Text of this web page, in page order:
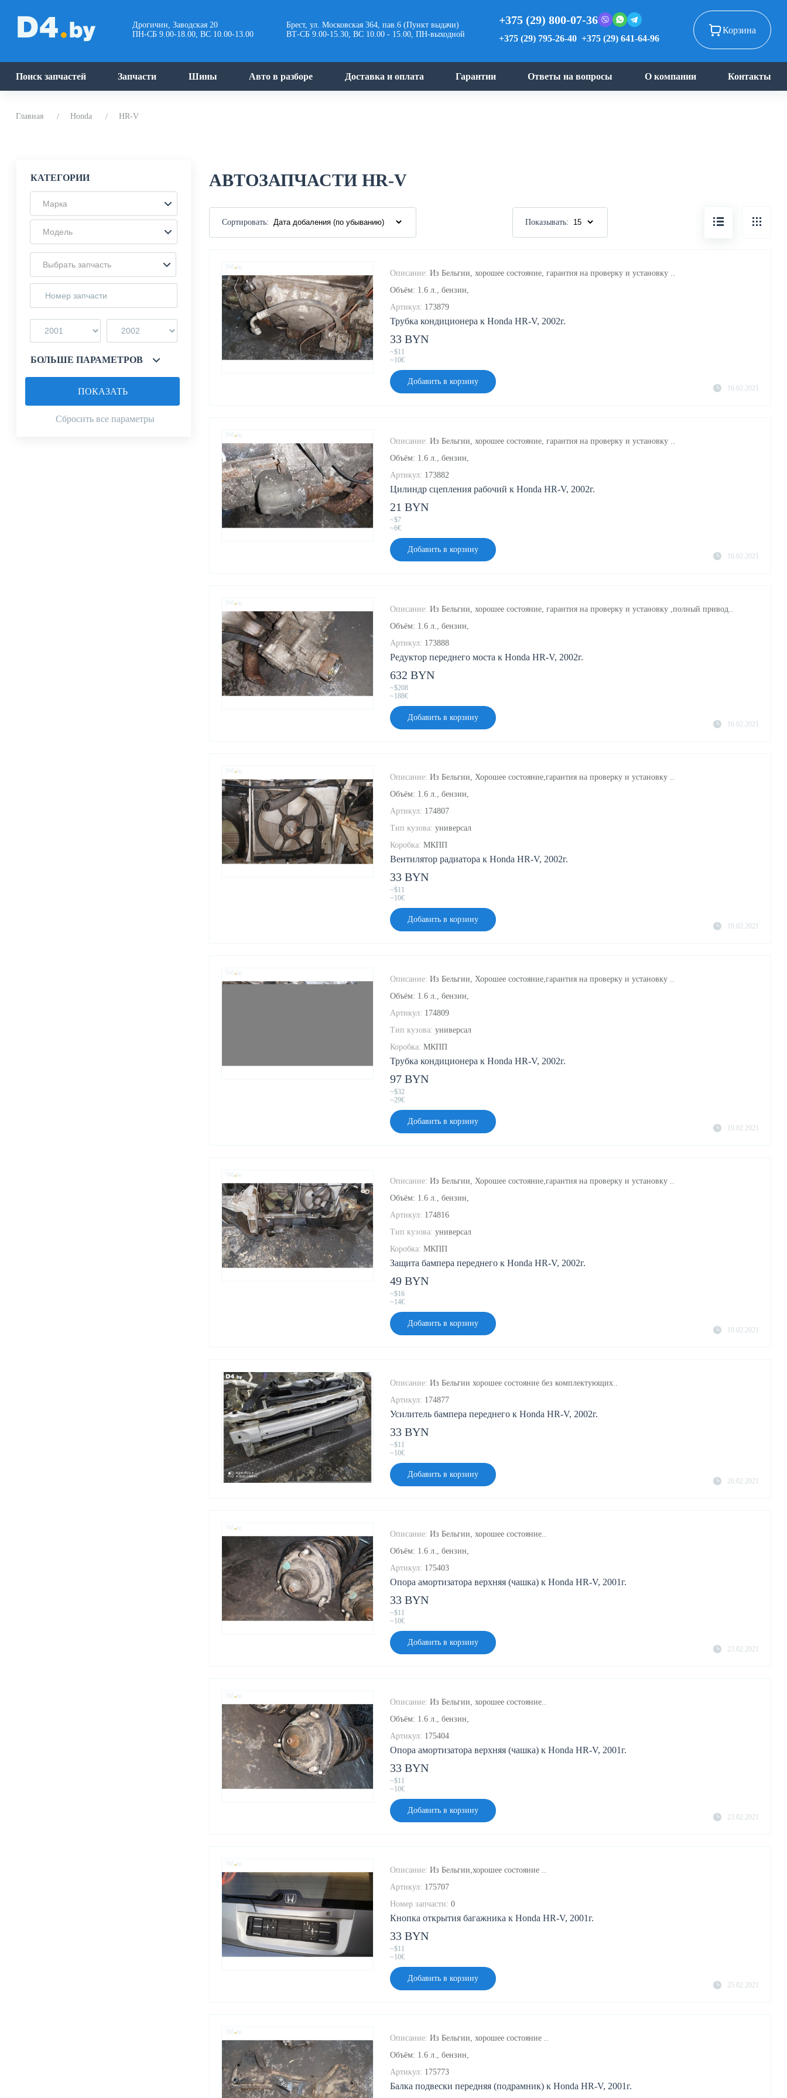
Дрогичин, Заводская 20
ПН-СБ 9.00-18.00, ВС 10.00-13.00
Брест, ул. Московская 364, пав.6 (Пункт выдачи)
ВТ-СБ 9.00-15.30, ВС 10.00 - 15.00, ПН-выходной
+375 (29) 800-07-36
+375 (29) 795-26-40 +375 (29) 641-64-96
Корзина
Поиск запчастей Запчасти Шины Авто в разборе Доставка и оплата Гарантии Ответы на вопросы О компании Контакты
Главная Honda HR-V
КАТЕГОРИИ
Марка
Модель
Выбрать запчасть
БОЛЬШЕ ПАРАМЕТРОВ
Сбросить все параметры
ПОКАЗАТЬ
АВТОЗАПЧАСТИ HR-V
Сортировать: Показывать:
Трубка кондиционера к Honda HR-V, 2002г.
Описание: Из Бельгии, хорошее состояние, гарантия на проверку и установку ..
Объём: 1.6 л., бензин,
Артикул: 173879
16.02.2021
33 BYN
~$11
~10€
Добавить в корзину
Цилиндр сцепления рабочий к Honda HR-V, 2002г.
Описание: Из Бельгии, хорошее состояние, гарантия на проверку и установку ..
Объём: 1.6 л., бензин,
Артикул: 173882
16.02.2021
21 BYN
~$7
~6€
Добавить в корзину
Редуктор переднего моста к Honda HR-V, 2002г.
Описание: Из Бельгии, хорошее состояние, гарантия на проверку и установку ,полный привод..
Объём: 1.6 л., бензин,
Артикул: 173888
16.02.2021
632 BYN
~$208
~188€
Добавить в корзину
Вентилятор радиатора к Honda HR-V, 2002г.
Описание: Из Бельгии, Хорошее состояние,гарантия на проверку и установку ..
Объём: 1.6 л., бензин,
Артикул: 174807
Тип кузова: универсал
Коробка: МКПП
19.02.2021
33 BYN
~$11
~10€
Добавить в корзину
Трубка кондиционера к Honda HR-V, 2002г.
Описание: Из Бельгии, Хорошее состояние,гарантия на проверку и установку ..
Объём: 1.6 л., бензин,
Артикул: 174809
Тип кузова: универсал
Коробка: МКПП
19.02.2021
97 BYN
~$32
~29€
Добавить в корзину
Защита бампера переднего к Honda HR-V, 2002г.
Описание: Из Бельгии, Хорошее состояние,гарантия на проверку и установку ..
Объём: 1.6 л., бензин,
Артикул: 174816
Тип кузова: универсал
Коробка: МКПП
19.02.2021
49 BYN
~$16
~14€
Добавить в корзину
Усилитель бампера переднего к Honda HR-V, 2002г.
Описание: Из Бельгии хорошее состояние без комплектующих..
Артикул: 174877
20.02.2021
33 BYN
~$11
~10€
Добавить в корзину
Опора амортизатора верхняя (чашка) к Honda HR-V, 2001г.
Описание: Из Бельгии, хорошее состояние..
Объём: 1.6 л., бензин,
Артикул: 175403
23.02.2021
33 BYN
~$11
~10€
Добавить в корзину
Опора амортизатора верхняя (чашка) к Honda HR-V, 2001г.
Описание: Из Бельгии, хорошее состояние..
Объём: 1.6 л., бензин,
Артикул: 175404
23.02.2021
33 BYN
~$11
~10€
Добавить в корзину
Кнопка открытия багажника к Honda HR-V, 2001г.
Описание: Из Бельгии,хорошее состояние ..
Артикул: 175707
Номер запчасти: 0
25.02.2021
33 BYN
~$11
~10€
Добавить в корзину
Балка подвески передняя (подрамник) к Honda HR-V, 2001г.
Описание: Из Бельгии, хорошее состояние ..
Объём: 1.6 л., бензин,
Артикул: 175773